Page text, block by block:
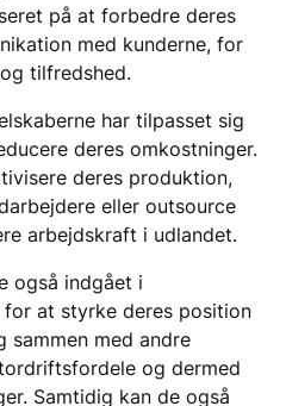
på at forbedre deres
med kunderne, for
tilfredshed.
har tilpasset sig
deres omkostninger.
deres produktion,
eller outsource
arbejdskraft i udlandet.
også indgået i
at styrke deres position
sammen med andre
og dermed
Samtidig kan de også